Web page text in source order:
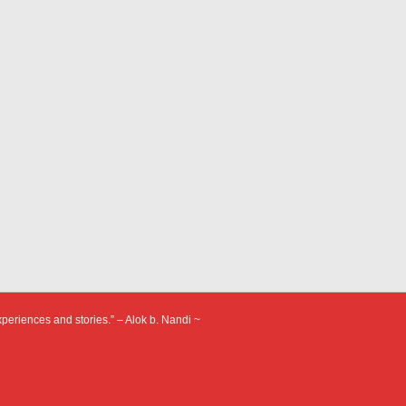
and stories.” – Alok b. Nandi ~